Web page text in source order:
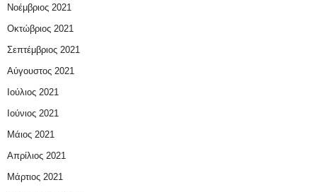
Νοέμβριος 2021
Οκτώβριος 2021
Σεπτέμβριος 2021
Αύγουστος 2021
Ιούλιος 2021
Ιούνιος 2021
Μάιος 2021
Απρίλιος 2021
Μάρτιος 2021